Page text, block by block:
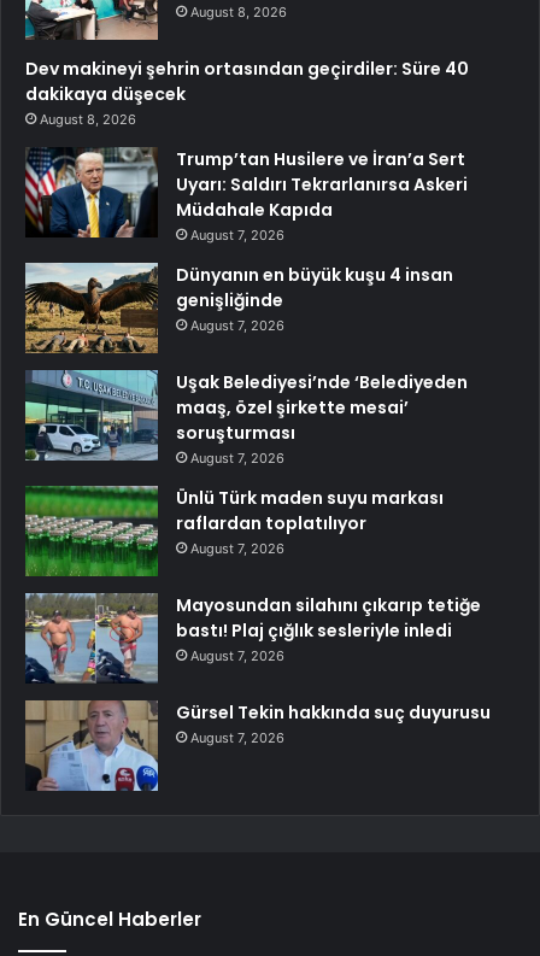
August 8, 2026
Dev makineyi şehrin ortasından geçirdiler: Süre 40
dakikaya düşecek
August 8, 2026
Trump’tan Husilere ve İran’a Sert
Uyarı: Saldırı Tekrarlanırsa Askeri
Müdahale Kapıda
August 7, 2026
Dünyanın en büyük kuşu 4 insan
genişliğinde
August 7, 2026
Uşak Belediyesi’nde ‘Belediyeden
maaş, özel şirkette mesai’
soruşturması
August 7, 2026
Ünlü Türk maden suyu markası
raflardan toplatılıyor
August 7, 2026
Mayosundan silahını çıkarıp tetiğe
bastı! Plaj çığlık sesleriyle inledi
August 7, 2026
Gürsel Tekin hakkında suç duyurusu
August 7, 2026
En Güncel Haberler